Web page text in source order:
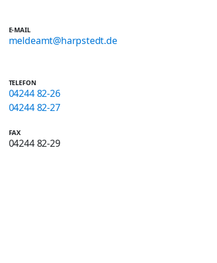
E-MAIL
meldeamt@harpstedt.de
TELEFON
04244 82-26
04244 82-27
FAX
04244 82-29